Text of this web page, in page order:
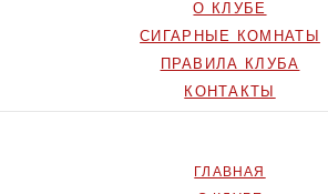
О КЛУБЕ
СИГАРНЫЕ КОМНАТЫ
ПРАВИЛА КЛУБА
КОНТАКТЫ
ГЛАВНАЯ